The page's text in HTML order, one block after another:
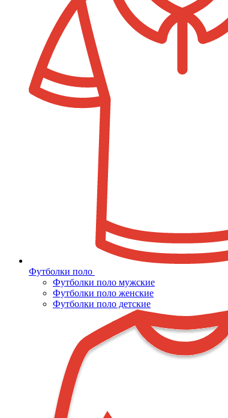
Футболки поло
Футболки поло мужские
Футболки поло женские
Футболки поло детские